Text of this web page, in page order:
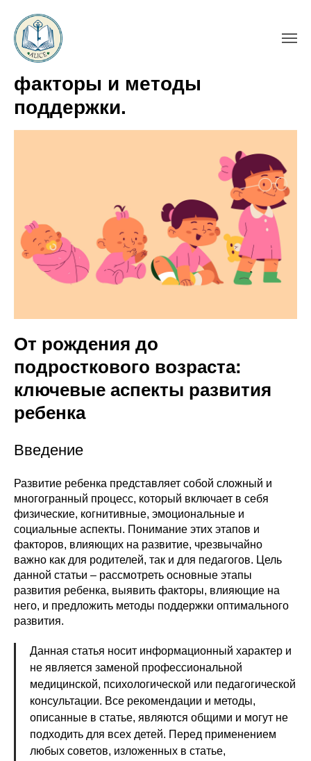
Развитие ребенка: этапы,
факторы и методы
поддержки.
От рождения до
подросткового возраста:
ключевые аспекты развития
ребенка
Введение
Развитие ребенка представляет собой сложный и
многогранный процесс, который включает в себя
физические, когнитивные, эмоциональные и
социальные аспекты. Понимание этих этапов и
факторов, влияющих на развитие, чрезвычайно
важно как для родителей, так и для педагогов. Цель
данной статьи – рассмотреть основные этапы
развития ребенка, выявить факторы, влияющие на
него, и предложить методы поддержки оптимального
развития.
Данная статья носит информационный характер и
не является заменой профессиональной
медицинской, психологической или педагогической
консультации. Все рекомендации и методы,
описанные в статье, являются общими и могут не
подходить для всех детей. Перед применением
любых советов, изложенных в статье,